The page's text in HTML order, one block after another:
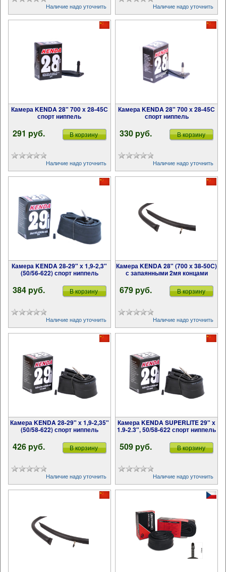
Наличие надо уточнить Наличие надо уточнить
Камера KENDA 28" 700 х 28-45С
спорт ниппель
291 pуб. В корзину
Наличие надо уточнить
Камера KENDA 28" 700 х 28-45С
спорт ниппель
330 pуб. В корзину
Наличие надо уточнить
Камера KENDA 28-29" х 1,9-2,3"
(50/56-622) спорт ниппель
384 pуб. В корзину
Наличие надо уточнить
Камера KENDA 28" (700 х 38-50С)
с запаянными 2мя концами
679 pуб. В корзину
Наличие надо уточнить
Камера KENDA 28-29" х 1,9-2,35"
(50/58-622) спорт ниппель
426 pуб. В корзину
Наличие надо уточнить
Камера KENDA SUPERLITE 29" х
1.9-2.3", 50/58-622 спорт ниппель
509 pуб. В корзину
Наличие надо уточнить